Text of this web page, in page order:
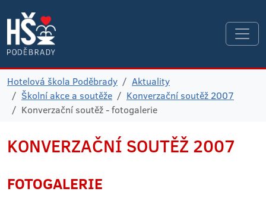
Hotelová škola Poděbrady
Aktuality
Školní akce a soutěže
Konverzační soutěž 2007
Konverzační soutěž - fotogalerie
KONVERZAČNÍ SOUTĚŽ 2007
FOTOGALERIE